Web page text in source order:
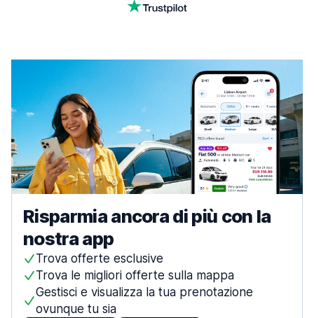
Risparmia ancora di più con la
nostra app
Trova offerte esclusive
Trova le migliori offerte sulla mappa
Gestisci e visualizza la tua prenotazione
ovunque tu sia